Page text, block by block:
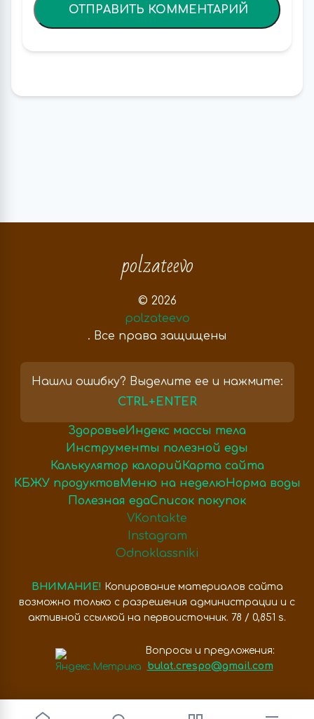
polzateevo
© 2026
polzateevo
. Все права защищены
Нашли ошибку? Выделите ее и нажмите:
CTRL+ENTER
Здоровье Индекс массы тела
Инструменты полезной еды
Калькулятор калорий Карта сайта
КБЖУ продуктов Меню на неделю Норма воды
Полезная едаСписок покупок
VKontakte
Instagram
Odnoklassniki
ВНИМАНИЕ! Копирование материалов сайта
возможно только с разрешения администрации и с
активной ссылкой на первоисточник. 78 / 0,851 s.
Вопросы и предложения:
bulat.crespo@gmail.com